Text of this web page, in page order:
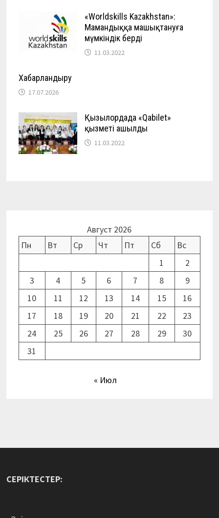
«Worldskills Kazakhstan»:
Мамандыққа машықтануға
мүмкіндік берді
11.03.2022
Хабарландыру
17.07.2026
Қызылордада «Qabilet»
қызметі ашылды
11.03.2022
Август 2026
Пн
Вт Ср Чт Пт Сб
Вс
1
2
3
4 5 6 7 8
9
10
11 12 13 14 15
16
17
18 19 20 21 22
23
24
25 26 27 28 29
30
31
« Июл
СЕРІКТЕСТЕР: